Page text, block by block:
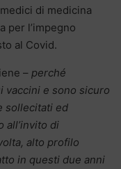
di medicina
per l’impegno
al Covid.
– perché
vaccini e sono sicuro
sollecitati ed
all’invito di
alto profilo
in questi due anni